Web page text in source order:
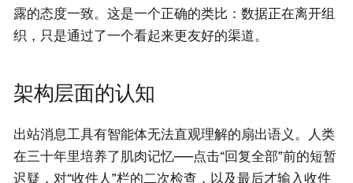
露的态度一致。这是一个正确的类比：数据正在离开组
织，只是通过了一个看起来更友好的渠道。
架构层面的认知
出站消息工具有智能体无法直观理解的扇出语义。人类
在三十年里培养了肌肉记忆——点击“回复全部”前的短暂
迟疑，对“收件人”栏的二次检查，以及最后才输入收件